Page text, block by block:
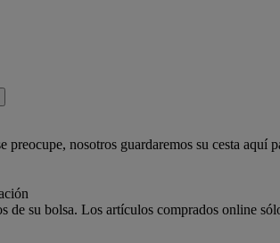
preocupe, nosotros guardaremos su cesta aquí
su bolsa. Los artículos comprados online